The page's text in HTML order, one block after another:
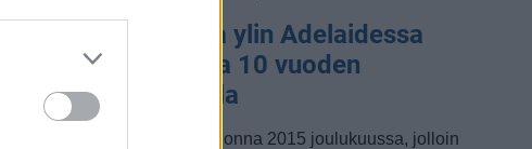
Joulukuun alin ja ylin Adelaidessa
mitattu lämpötila 10 vuoden
tarkastelujaksolla
Alin lämpötila mitattiin vuonna 2015 joulukuussa, jolloin